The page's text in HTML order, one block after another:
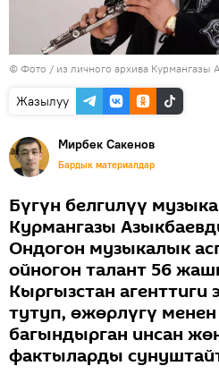
© Фото / из личного архива Курмангазы
Жазылуу
Мирбек Сакенов
Бардык материалдар
Бүгүн белгилүү
Курмангазы
Ондогон музыкалык
ойногон талант 56
Кыргызстан агенттиги
тутуп, өжөрлүгү
багындырган инсан
фактыларды